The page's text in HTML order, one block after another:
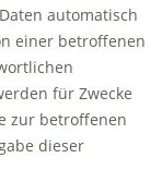
automatisch
einer betroffenen
für Zwecke
zur betroffenen
dieser